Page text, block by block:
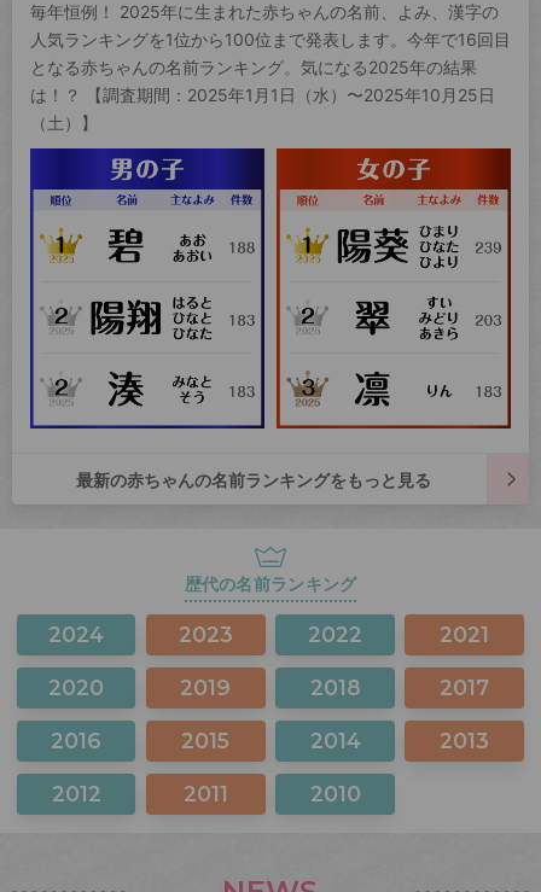
毎年恒例！ 2025年に生まれた赤ちゃんの名前、よみ、漢字の
人気ランキングを1位から100位まで発表します。今年で16回目
となる赤ちゃんの名前ランキング。気になる2025年の結果
は！？ 【調査期間：2025年1月1日（水）〜2025年10月25日
（土）】
最新の赤ちゃんの名前ランキングをもっと見る
歴代の名前ランキング
2024 2023 2022 2021
2020 2019 2018 2017
2016 2015 2014 2013
2012 2011 2010